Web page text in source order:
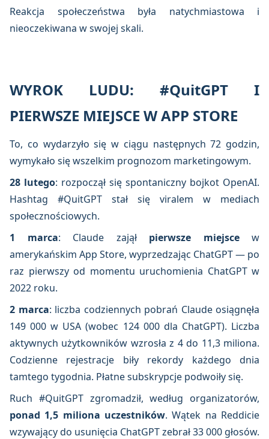
Reakcja społeczeństwa była natychmiastowa i
nieoczekiwana w swojej skali.
WYROK LUDU: #QuitGPT I
PIERWSZE MIEJSCE W APP STORE
To, co wydarzyło się w ciągu następnych 72 godzin,
wymykało się wszelkim prognozom marketingowym.
28 lutego: rozpoczął się spontaniczny bojkot OpenAI.
Hashtag #QuitGPT stał się viralem w mediach
społecznościowych.
1 marca: Claude zajął pierwsze miejscew
amerykańskim App Store, wyprzedzając ChatGPT — po
raz pierwszy od momentu uruchomienia ChatGPT w
2022 roku.
2 marca: liczba codziennych pobrań Claude osiągnęła
149 000 w USA (wobec 124 000 dla ChatGPT). Liczba
aktywnych użytkowników wzrosła z 4 do 11,3 miliona.
Codzienne rejestracje biły rekordy każdego dnia
tamtego tygodnia. Płatne subskrypcje podwoiły się.
Ruch #QuitGPT zgromadził, według organizatorów,
ponad 1,5 miliona uczestników. Wątek na Reddicie
wzywający do usunięcia ChatGPT zebrał 33 000 głosów.